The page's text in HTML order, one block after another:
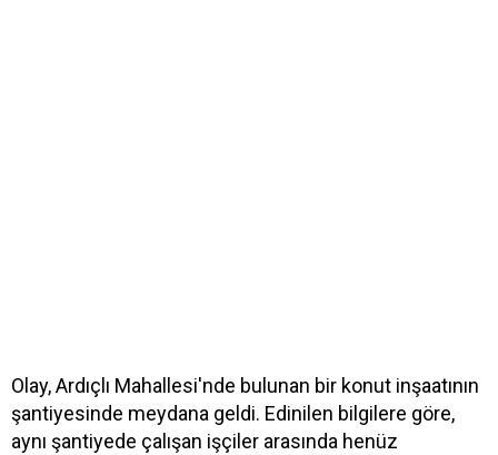
Olay, Ardıçlı Mahallesi'nde bulunan bir konut inşaatının
şantiyesinde meydana geldi. Edinilen bilgilere göre,
aynı şantiyede çalışan işçiler arasında henüz